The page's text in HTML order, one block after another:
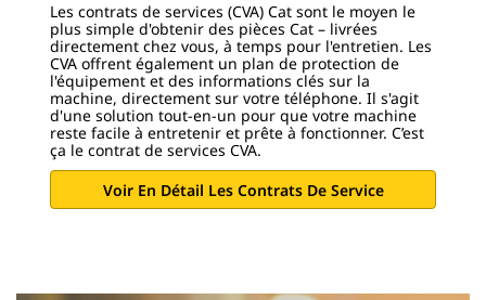
Les contrats de services (CVA) Cat sont le moyen le
plus simple d'obtenir des pièces Cat – livrées
directement chez vous, à temps pour l'entretien. Les
CVA offrent également un plan de protection de
l'équipement et des informations clés sur la
machine, directement sur votre téléphone. Il s'agit
d'une solution tout-en-un pour que votre machine
reste facile à entretenir et prête à fonctionner. C’est
ça le contrat de services CVA.
Voir En Détail Les Contrats De Service